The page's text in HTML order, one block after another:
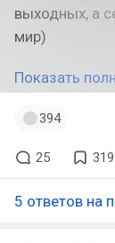
выходных, а
мир)
Показать
394
25 319
5 ответов на